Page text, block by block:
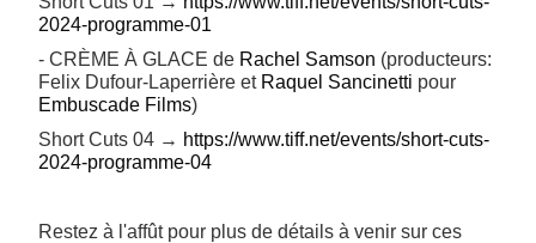
2024-programme-01
- CRÈME À GLACE de Rachel Samson (producteurs:
Felix Dufour-Laperrière et Raquel Sancinetti pour
Embuscade Films)
Short Cuts 04 → https://www.tiff.net/events/short-cuts-
2024-programme-04
Restez à l'affût pour plus de détails à venir sur ces